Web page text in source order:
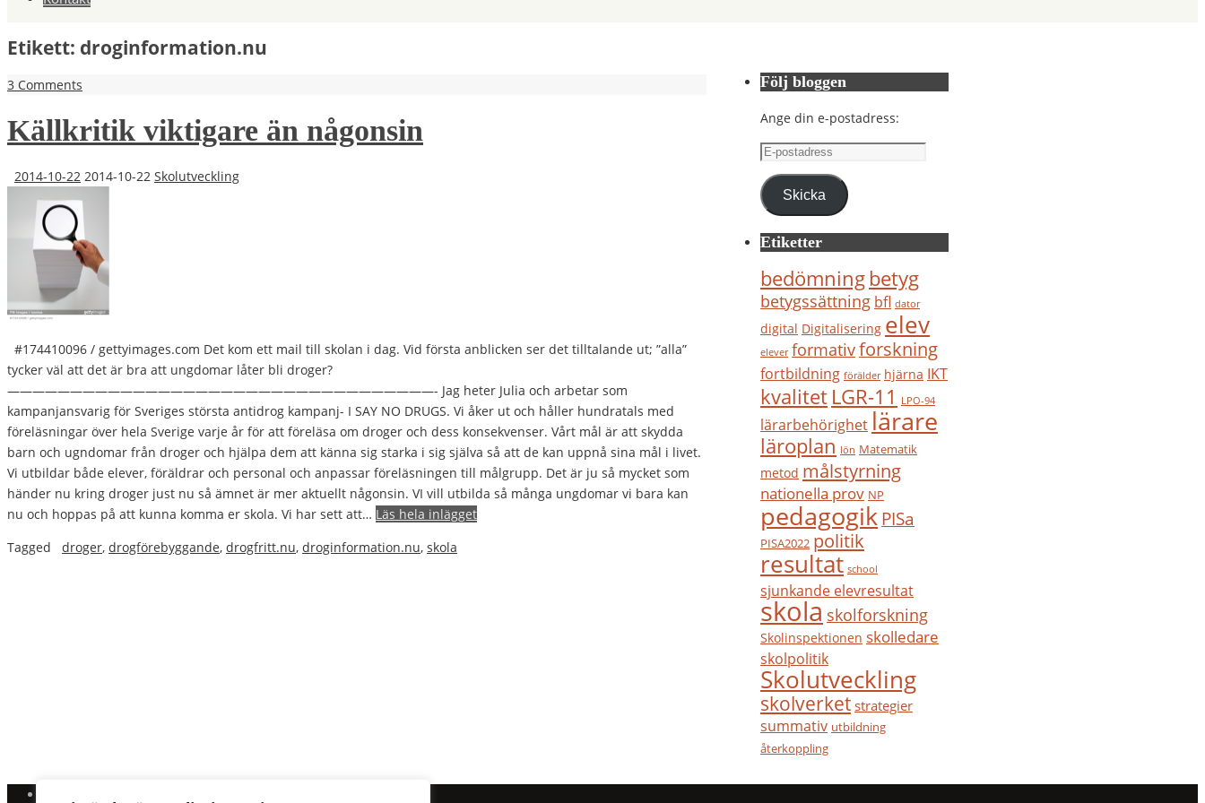
Etikett: droginformation.nu
3 Comments
Källkritik viktigare än någonsin
2014-10-22 2014-10-22 Skolutveckling
#174410096 / gettyimages.com Det kom ett mail till skolan i dag. Vid första anblicken ser det tilltalande ut; ”alla”
tycker väl att det är bra att ungdomar låter bli droger?
——————————————————————————————————- Jag heter Julia och arbetar som
kampanjansvarig för Sveriges största antidrog kampanj- I SAY NO DRUGS. Vi åker ut och håller hundratals med
föreläsningar över hela Sverige varje år för att föreläsa om droger och dess konsekvenser. Vårt mål är att skydda
barn och ugndomar från droger och hjälpa dem att känna sig starka i sig själva så att de kan uppnå sina mål i livet.
Vi utbildar både elever, föräldrar och personal och anpassar föreläsningen till målgrupp. Det är ju så mycket som
händer nu kring droger just nu så ämnet är mer aktuellt någonsin. VI vill utbilda så många ungdomar vi bara kan
nu och hoppas på att kunna komma er skola. Vi har sett att… Läs hela inlägget
Tagged
droger, drogförebyggande, drogfritt.nu, droginformation.nu, skola
Följ bloggen
Ange din e-postadress:
E-
postadress
Skicka
Etiketter
bedömningbetyg
betygssättning bfl dator
digital Digitalisering elev
elever formativforskning
fortbildning förälder hjärna IKT
kvalitet LGR-11 LPO-94
lärarbehörighet lärare
läroplan lön Matematik
metod målstyrning
nationella prov NP
pedagogikPISa
PISA2022 politik
resultat school
sjunkande elevresultat
skola skolforskning
Skolinspektionen skolledare
skolpolitik
Skolutveckling
skolverket strategier
summativ utbildning
återkoppling